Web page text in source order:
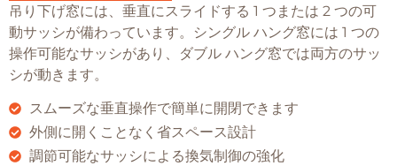
吊り下げ窓には、垂直にスライドする 1 つまたは 2 つの可
動サッシが備わっています。シングル ハング窓には 1 つの
操作可能なサッシがあり、ダブル ハング窓では両方のサッ
シが動きます。
スムーズな垂直操作で簡単に開閉できます
外側に開くことなく省スペース設計
調節可能なサッシによる換気制御の強化